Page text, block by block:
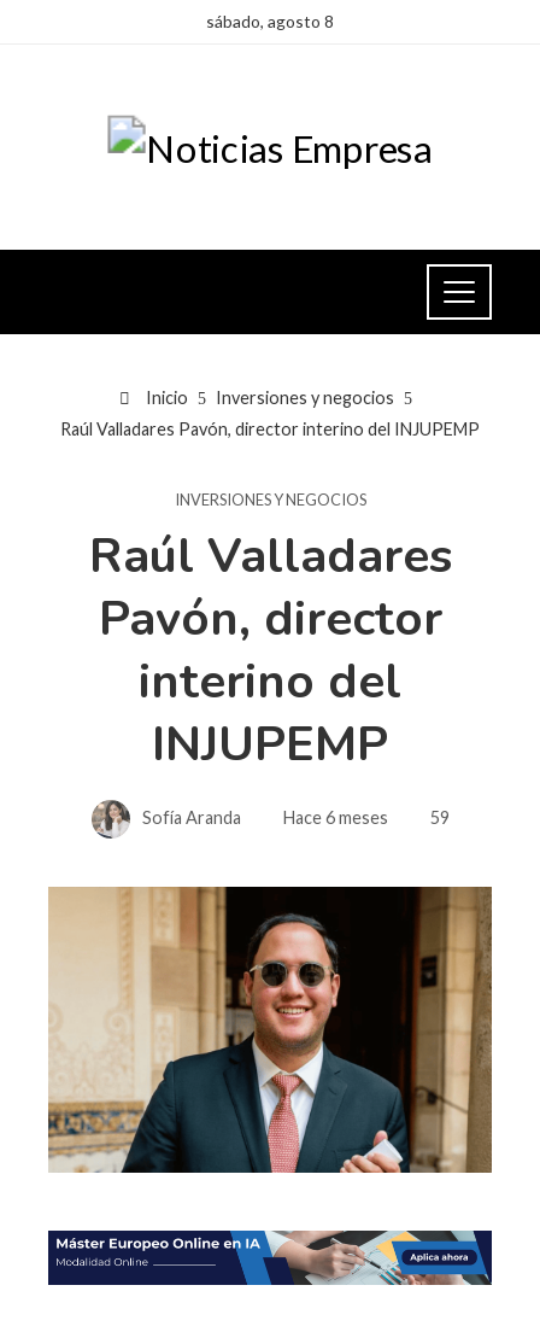
sábado, agosto 8
Inicio
Inversiones y negocios
Raúl Valladares Pavón, director interino del INJUPEMP
INVERSIONES Y NEGOCIOS
Raúl Valladares
Pavón, director
interino del
INJUPEMP
Sofía Aranda Hace 6 meses 59